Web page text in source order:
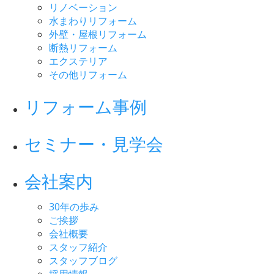
リノベーション
水まわりリフォーム
外壁・屋根リフォーム
断熱リフォーム
エクステリア
その他リフォーム
リフォーム事例
セミナー・見学会
会社案内
30年の歩み
ご挨拶
会社概要
スタッフ紹介
スタッフブログ